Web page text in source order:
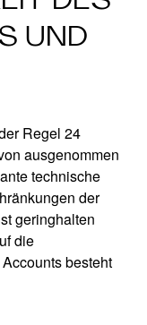
UND
Regel 24
ausgenommen
technische
der
geringhalten
die
besteht